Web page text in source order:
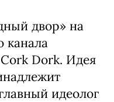
двор» на
канала
Dork. Идея
идеолог